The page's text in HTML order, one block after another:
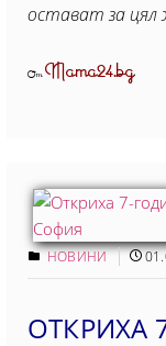
остават за
ОтMama24.bg
НОВИНИ
ОТКРИХА